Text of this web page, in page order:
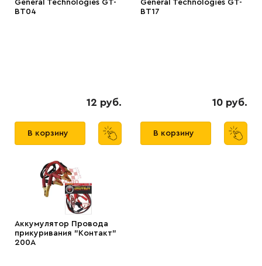
General Technologies GT-
BT04
12 руб.
В корзину
General Technologies GT-
BT17
10 руб.
В корзину
Аккумулятор Провода
прикуривания "Контакт"
200А